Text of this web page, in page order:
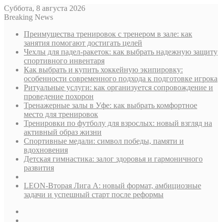
Суббота, 8 августа 2026
Breaking News
Преимущества тренировок с тренером в зале: как
занятия помогают достигать целей
Чехлы для падел-ракеток: как выбрать надежную защиту
спортивного инвентаря
Как выбрать и купить хоккейную экипировку:
особенности современного подхода к подготовке игрока
Ритуальные услуги: как организуется сопровождение и
проведение похорон
Тренажерные залы в Уфе: как выбрать комфортное
место для тренировок
Тренировки по футболу для взрослых: новый взгляд на
активный образ жизни
Спортивные медали: символ победы, памяти и
вдохновения
Детская гимнастика: залог здоровья и гармоничного
развития
LEON-Вторая Лига А: новый формат, амбициозные
задачи и успешный старт после реформы